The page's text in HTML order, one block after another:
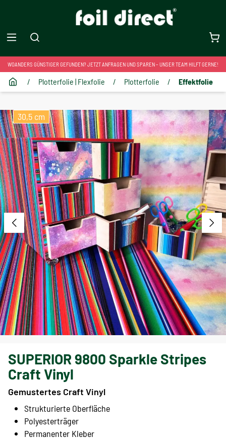
WOANDERS GÜNSTIGER GEFUNDEN? JETZT ANFRAGEN UND SPAREN – UNSER TEAM HILFT GERNE!
/ Plotterfolie | Flexfolie / Plotterfolie / Effektfolie
30,5 cm
SUPERIOR 9800 Sparkle Stripes
Craft Vinyl
Gemustertes Craft Vinyl
Strukturierte Oberfläche
Polyesterträger
Permanenter Kleber